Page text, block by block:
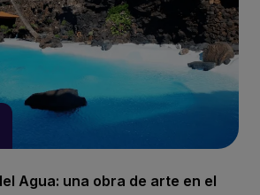
Agua: una obra de arte en el